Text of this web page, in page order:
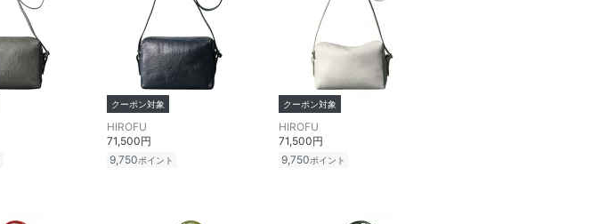
クーポン対象
HIROFU
71,500円
9,750ポイント
クーポン対象
HIROFU
71,500円
9,750ポイント